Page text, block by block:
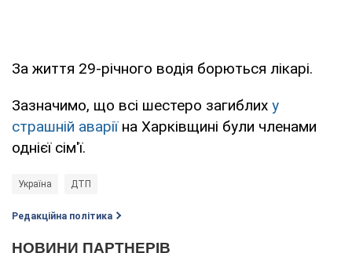
За життя 29-річного водія борються лікарі.
Зазначимо, що всі шестеро загиблих у
страшній аваріїна Харківщині були членами
однієї сім'ї.
Україна ДТП
Редакційна політика